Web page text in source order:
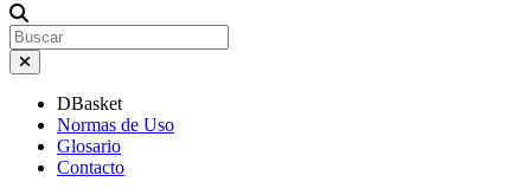
DBasket
Normas de Uso
Glosario
Contacto